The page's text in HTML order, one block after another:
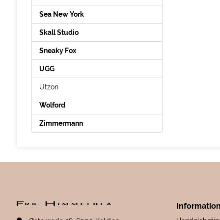
Sea New York
Skall Studio
Sneaky Fox
UGG
Utzon
Wolford
Zimmermann
Information